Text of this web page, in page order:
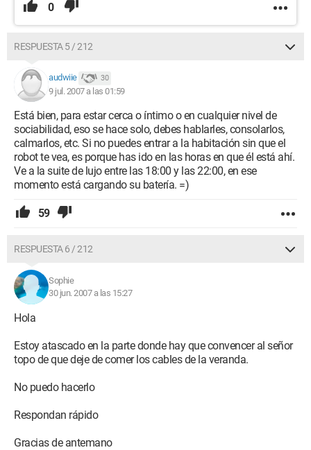
0
RESPUESTA 5 / 212
audwiie 30
9 jul. 2007 a las 01:59
Está bien, para estar cerca o íntimo o en cualquier nivel de
sociabilidad, eso se hace solo, debes hablarles, consolarlos,
calmarlos, etc. Si no puedes entrar a la habitación sin que el
robot te vea, es porque has ido en las horas en que él está ahí.
Ve a la suite de lujo entre las 18:00 y las 22:00, en ese
momento está cargando su batería. =)
59
RESPUESTA 6 / 212
Sophie
30 jun. 2007 a las 15:27
Hola
Estoy atascado en la parte donde hay que convencer al señor
topo de que deje de comer los cables de la veranda.
No puedo hacerlo
Respondan rápido
Gracias de antemano